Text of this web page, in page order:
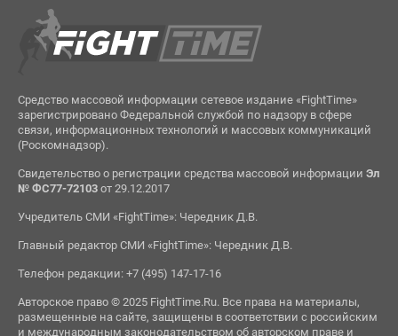
Средство массовой информации сетевое издание «FightTime»
зарегистрировано Федеральной службой по надзору в сфере
связи, информационных технологий и массовых коммуникаций
(Роскомнадзор).
Свидетельство о регистрации средства массовой информации Эл
№ ФС77-72103от 29.12.2017
Учредитель СМИ «FightTime»: Чередник Д.В.
Главный редактор СМИ «FightTime»: Чередник Д.В.
Телефон редакции: +7 (495) 147-17-16
Авторское право © 2025 FightTime.Ru. Все права на материалы,
размещенные на сайте, защищены в соответствии с российским
и международным законодательством об авторском праве и